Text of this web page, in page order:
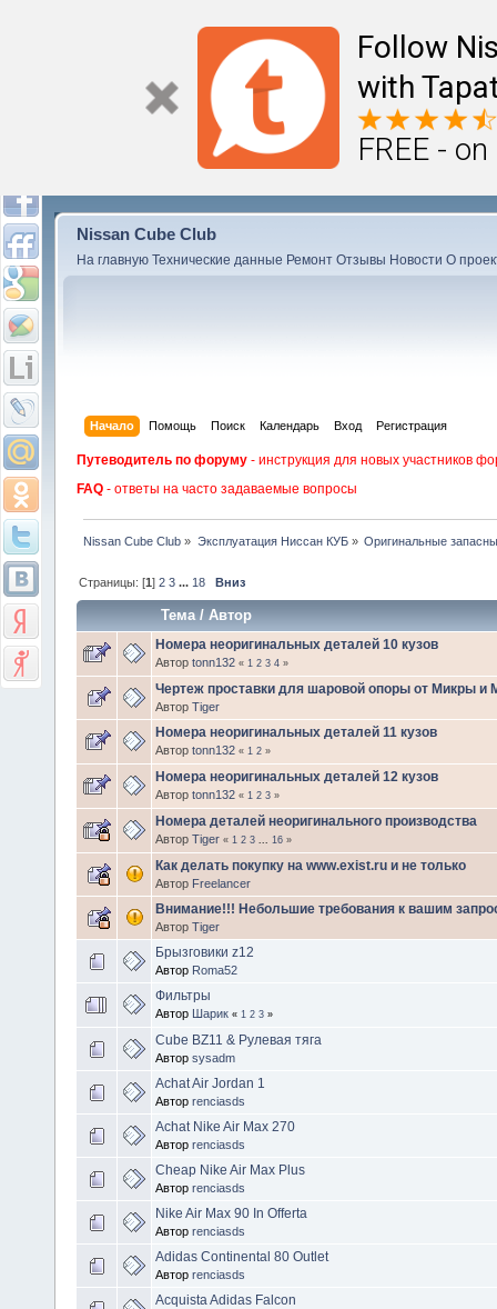
Follow
with
FREE -
Nissan Cube Club
На главную Технические данные Ремонт Отзывы Новости О
Начало Помощь Поиск Календарь Вход Регистрация
Путеводитель по форуму - инструкция для новых участников
FAQ - ответы на часто задаваемые вопросы
Nissan Cube Club » Эксплуатация Ниссан КУБ» Оригинальные
Страницы: [1]2 3 ... 18 Вниз
Тема/Автор
Номера неоригинальных деталей 10 кузов
Автор tonn132 « 1 2 3 4 »
Чертеж проставки для шаровой опоры от Микры и
Автор Tiger
Номера неоригинальных деталей 11 кузов
Автор tonn132 « 1 2 »
Номера неоригинальных деталей 12 кузов
Автор tonn132 « 1 2 3 »
Номера деталей неоригинального производства
Автор Tiger « 1 2 3 16 »
Как делать покупку на www.exist.ru и не только
Автор Freelancer
Внимание!!! Небольшие требования к вашим
Автор Tiger
Брызговики z12
Автор Roma52
Фильтры
Автор Шарик « 1 2 3 »
Cube BZ11 & Рулевая тяга
Автор sysadm
Achat Air Jordan 1
Автор renciasds
Achat Nike Air Max 270
Автор renciasds
Cheap Nike Air Max Plus
Автор renciasds
Nike Air Max 90 In Offerta
Автор renciasds
Adidas Continental 80 Outlet
Автор renciasds
Acquista Adidas Falcon